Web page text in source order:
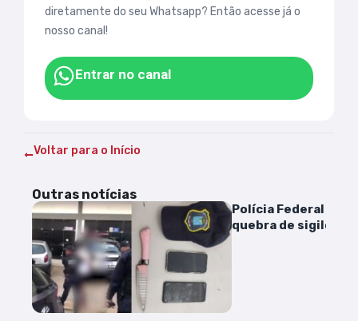
diretamente do seu Whatsapp? Então acesse já o
nosso canal!
Entrar no canal
Voltar para o Início
Outras notícias
Polícia Federal
quebra de sigilos